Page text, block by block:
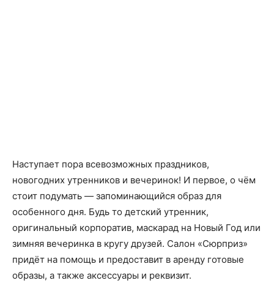
Наступает пора всевозможных праздников,
новогодних утренников и вечеринок! И первое, о чём
стоит подумать — запоминающийся образ для
особенного дня. Будь то детский утренник,
оригинальный корпоратив, маскарад на Новый Год или
зимняя вечеринка в кругу друзей. Салон «Сюрприз»
придёт на помощь и предоставит в аренду готовые
образы, а также аксессуары и реквизит.